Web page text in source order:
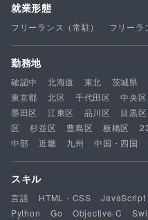
就業形態
フリーランス（常駐） フリーラ
勤務地
確認中 北海道 東北 茨城県
東京都
北区 千代田区 中央区
墨田区
江東区 品川区 目黒区
区
杉並区 豊島区 板橋区
中部
近畿 九州 中国・四国
スキル
言語 HTML・CSS JavaScript
Python
Go Objective-C